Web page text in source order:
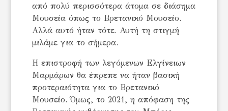
από πολύ περισσότερα άτομα σε διάσημα
Μουσεία όπως το Βρετανικό Μουσείο.
Αλλά αυτό ήταν τότε. Αυτή τη στιγμή
μιλάμε για το σήμερα.
Η επιστροφή των λεγόμενων Ελγίνειων
Μαρμάρων θα έπρεπε να ήταν βασική
προτεραιότητα για το Βρετανικό
Μουσείο. Όμως, το 2021, η απόφαση της